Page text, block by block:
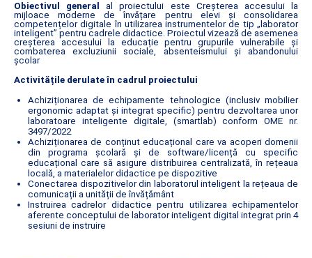
Obiectivul general
al proiectului este Creșterea accesului la
mijloace moderne de învățare pentru elevi și consolidarea
competențelor digitale în utilizarea instrumentelor de tip „laborator
inteligent” pentru cadrele didactice. Proiectul vizează de asemenea
creșterea accesului la educație pentru grupurile vulnerabile și
combaterea excluziunii sociale, absenteismului și abandonului
școlar
Activitățile derulate în cadrul proiectului
Achiziționarea de echipamente tehnologice (inclusiv mobilier
ergonomic adaptat și integrat specific) pentru dezvoltarea unor
laboratoare inteligente digitale, (smartlab) conform OME nr.
3497/2022
Achiziționarea de conținut educațional care va acoperi domenii
din programa școlară și de software/licență cu specific
educațional care să asigure distribuirea centralizată, în rețeaua
locală, a materialelor didactice pe dispozitive
Conectarea dispozitivelor din laboratorul inteligent la rețeaua de
comunicații a unității de învățământ
Instruirea cadrelor didactice pentru utilizarea echipamentelor
aferente conceptului de laborator inteligent digital integrat prin 4
sesiuni de instruire